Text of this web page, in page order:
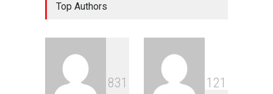
Top Authors
831 1 21